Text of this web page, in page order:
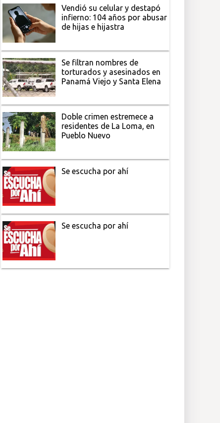
Vendió su celular y destapó
infierno: 104 años por abusar
de hijas e hijastra
Se filtran nombres de
torturados y asesinados en
Panamá Viejo y Santa Elena
Doble crimen estremece a
residentes de La Loma, en
Pueblo Nuevo
Se escucha por ahí
Se escucha por ahí